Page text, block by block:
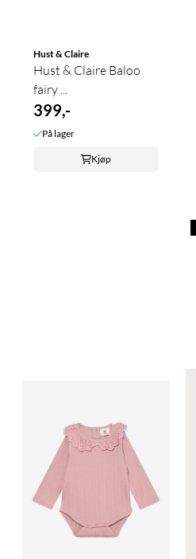
Hust & Claire
Hust & Claire Baloo
fairy ...
399,-
På lager
Kjøp